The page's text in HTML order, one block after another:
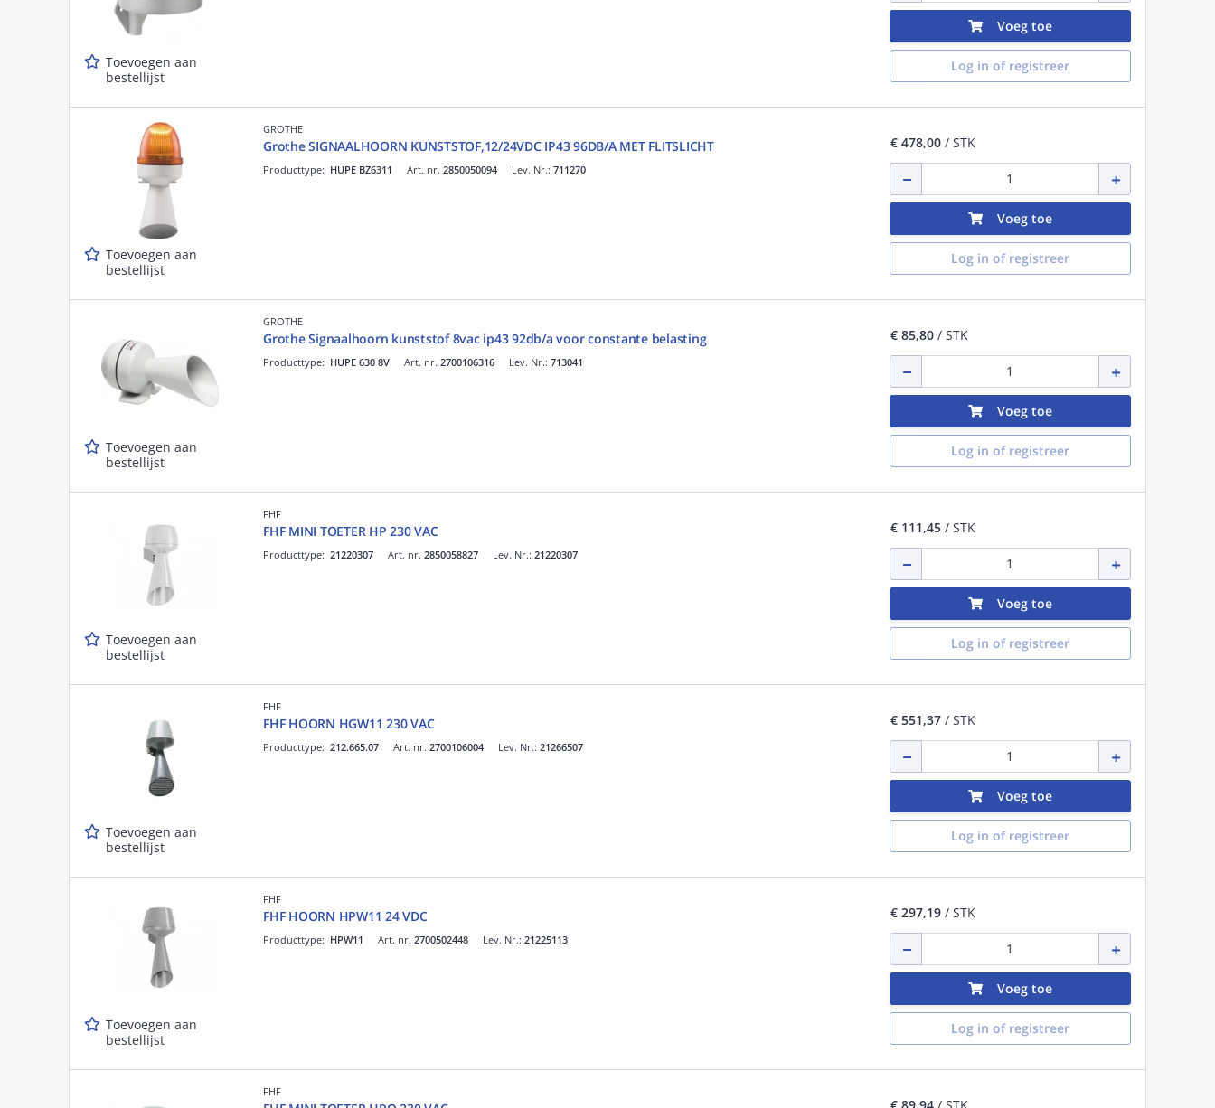
Toevoegen aan
bestellijst
Voeg toe
Log in of registreer
Toevoegen aan
bestellijst
GROTHE
Grothe SIGNAALHOORN KUNSTSTOF,12/24VDC IP43 96DB/A MET FLITSLICHT
Art. nr. 2850050094
Producttype: HUPE BZ6311 Lev. Nr.: 711270
€ 478,00/ STK
Voeg toe
Log in of registreer
Toevoegen aan
bestellijst
GROTHE
Grothe Signaalhoorn kunststof 8vac ip43 92db/a voor constante belasting
Art. nr. 2700106316
Producttype: HUPE 630 8V Lev. Nr.: 713041
€ 85,80/ STK
Voeg toe
Log in of registreer
Toevoegen aan
bestellijst
FHF
FHF MINI TOETER HP 230 VAC
Art. nr. 2850058827
Producttype: 21220307 Lev. Nr.: 21220307
€ 111,45/ STK
Voeg toe
Log in of registreer
Toevoegen aan
bestellijst
FHF
FHF HOORN HGW11 230 VAC
Art. nr. 2700106004
Producttype: 212.665.07 Lev. Nr.: 21266507
€ 551,37/ STK
Voeg toe
Log in of registreer
Toevoegen aan
bestellijst
FHF
FHF HOORN HPW11 24 VDC
Art. nr. 2700502448
Producttype: HPW11 Lev. Nr.: 21225113
€ 297,19/ STK
Voeg toe
Log in of registreer
FHF